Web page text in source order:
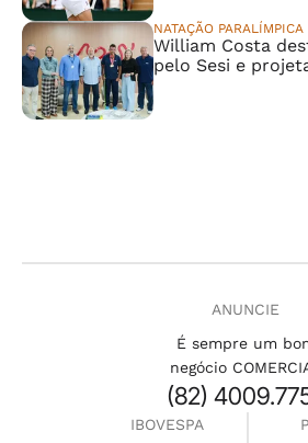
NATAÇÃO PARALÍMPICA
William Costa
pelo Sesi e
ANUNCIE
É sempre um
negócio
(82)
IBOVESPA